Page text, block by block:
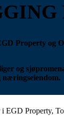
Property og
og
næringseiendom.
EGD Property,